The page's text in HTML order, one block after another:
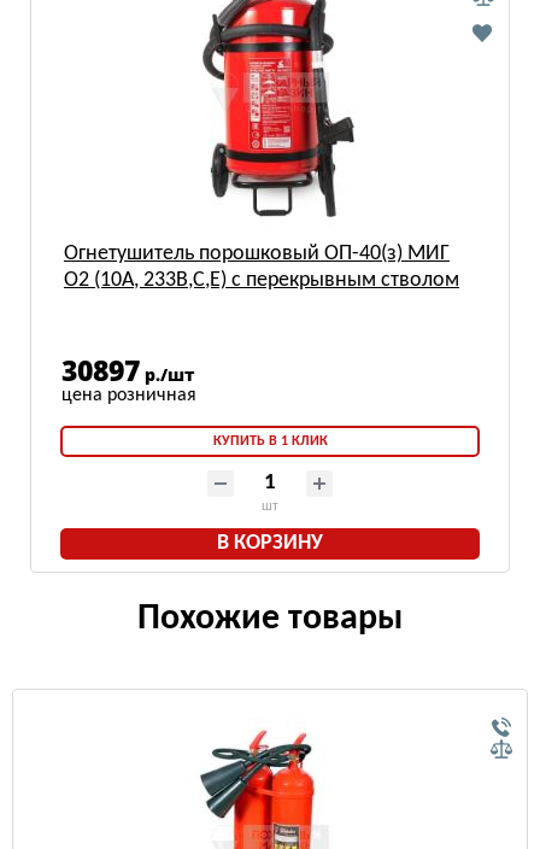
Огнетушитель порошковый ОП-40(з) МИГ
О2 (10А, 233В,С,Е) с перекрывным стволом
30897 р./шт
КУПИТЬ В 1 КЛИК
шт
В КОРЗИНУ
Похожие товары